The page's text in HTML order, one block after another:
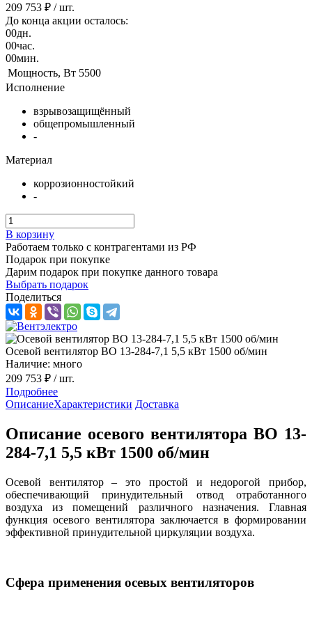
209 753 ₽ / шт.
До конца акции осталось:
00дн.
00час.
00мин.
Мощность, Вт 5500
Исполнение
взрывозащищённый
общепромышленный
-
Материал
коррозионностойкий
-
В корзину
Работаем только с контрагентами из РФ
Подарок при покупке
Дарим подарок при покупке данного товара
Выбрать подарок
Поделиться
Осевой вентилятор ВО 13-284-7,1 5,5 кВт 1500 об/мин
Наличие: много
209 753 ₽ / шт.
Подробнее
ОписаниеХарактеристики Доставка
Описание осевого вентилятора ВО 13-
284-7,1 5,5 кВт 1500 об/мин
Осевой вентилятор – это простой и недорогой прибор,
обеспечивающий принудительный отвод отработанного
воздуха из помещений различного назначения. Главная
функция осевого вентилятора заключается в формировании
эффективной принудительной циркуляции воздуха.
Сфера применения осевых вентиляторов